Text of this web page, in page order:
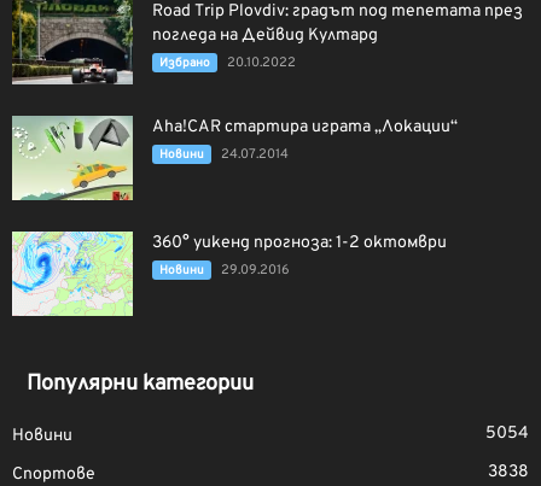
Road Trip Plovdiv: градът под тепетата през
погледа на Дейвид Култард
Избрано 20.10.2022
Aha!CAR стартира играта „Локации“
Новини 24.07.2014
360° уикенд прогноза: 1-2 октомври
Новини 29.09.2016
Популярни категории
Новини
5054
Спортове
3838